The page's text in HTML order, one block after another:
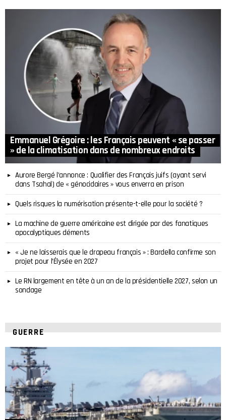
Emmanuel Grégoire : les Français peuvent « se passer
» de la climatisation dans de nombreux endroits
Aurore Bergé l’annonce : Qualifier des Français juifs (ayant servi
dans Tsahal) de « génocidaires » vous enverra en prison
Quels risques la numérisation présente-t-elle pour la société ?
La machine de guerre américaine est dirigée par des fanatiques
apocalyptiques déments
« Je ne laisserais que le drapeau français » : Bardella confirme son
projet pour l’Élysée en 2027
Le RN largement en tête à un an de la présidentielle 2027, selon un
sondage
GUERRE